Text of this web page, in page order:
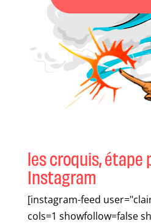
les croquis, étape
Instagram
[instagram-feed
cols=1 showfollow=false